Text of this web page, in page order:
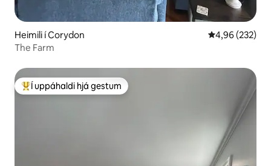
Heimili í Corydon 4,96 af 5 í
4,96 (232)
The Farm
Í mestu uppáhaldi hjá gestum
Í uppáhaldi hjá gestum